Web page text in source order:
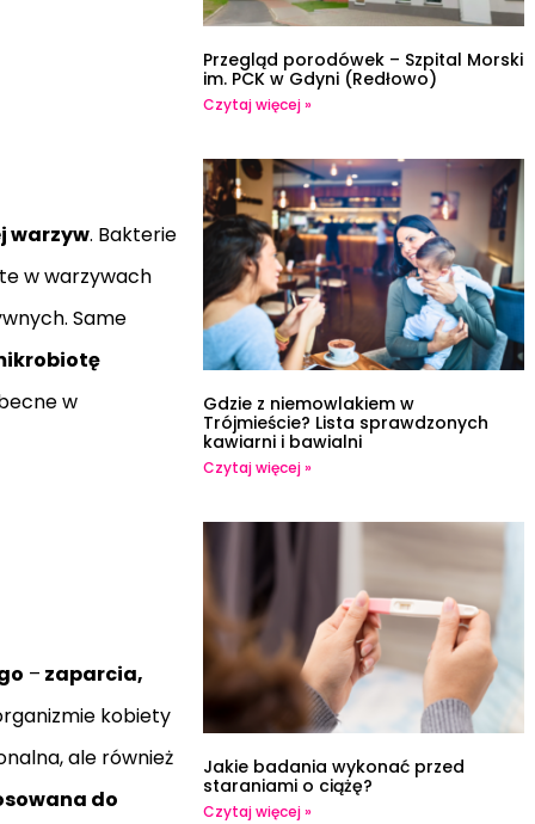
warzyw. Bakterie
w warzywach
Same
w
– zaparcia,
kobiety
ale również
do
Przegląd porodówek – Szpital Morski
im. PCK w Gdyni (Redłowo)
Czytaj więcej »
Gdzie z niemowlakiem w
Trójmieście? Lista sprawdzonych
kawiarni i bawialni
Czytaj więcej »
Jakie badania wykonać przed
staraniami o ciążę?
Czytaj więcej »